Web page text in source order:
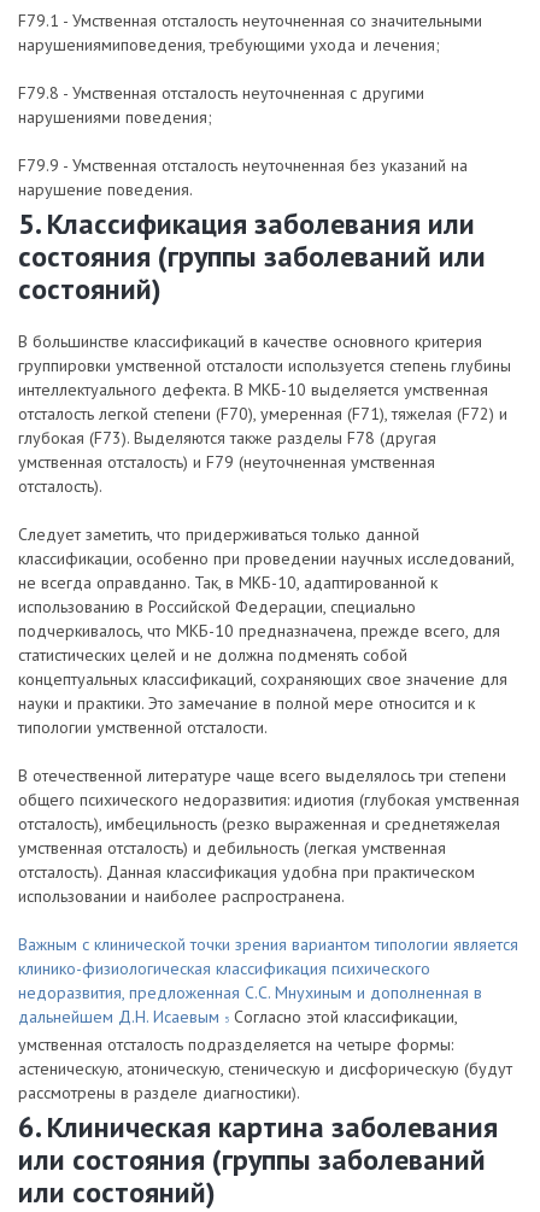
F79.1 - Умственная отсталость неуточненная со значительными
нарушениямиповедения, требующими ухода и лечения;
F79.8 - Умственная отсталость неуточненная с другими
нарушениями поведения;
F79.9 - Умственная отсталость неуточненная без указаний на
нарушение поведения.
5. Классификация заболевания или
состояния (группы заболеваний или
состояний)
В большинстве классификаций в качестве основного критерия
группировки умственной отсталости используется степень глубины
интеллектуального дефекта. В МКБ-10 выделяется умственная
отсталость легкой степени (F70), умеренная (F71), тяжелая (F72) и
глубокая (F73). Выделяются также разделы F78 (другая
умственная отсталость) и F79 (неуточненная умственная
отсталость).
Следует заметить, что придерживаться только данной
классификации, особенно при проведении научных исследований,
не всегда оправданно. Так, в МКБ-10, адаптированной к
использованию в Российской Федерации, специально
подчеркивалось, что МКБ-10 предназначена, прежде всего, для
статистических целей и не должна подменять собой
концептуальных классификаций, сохраняющих свое значение для
науки и практики. Это замечание в полной мере относится и к
типологии умственной отсталости.
В отечественной литературе чаще всего выделялось три степени
общего психического недоразвития: идиотия (глубокая умственная
отсталость), имбецильность (резко выраженная и среднетяжелая
умственная отсталость) и дебильность (легкая умственная
отсталость). Данная классификация удобна при практическом
использовании и наиболее распространена.
Важным с клинической точки зрения вариантом типологии является
клинико-физиологическая классификация психического
недоразвития, предложенная С.С. Мнухиным и дополненная в
дальнейшем Д.Н. Исаевым
5 Согласно этой классификации,
умственная отсталость подразделяется на четыре формы:
астеническую, атоническую, стеническую и дисфорическую (будут
рассмотрены в разделе диагностики).
6. Клиническая картина заболевания
или состояния (группы заболеваний
или состояний)